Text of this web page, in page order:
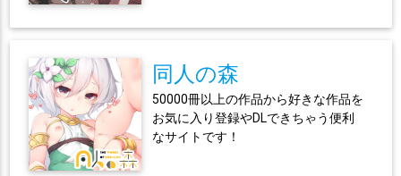
同人の森
50000冊以上の作品から好きな作品を
お気に入り登録やDLできちゃう便利
なサイトです！